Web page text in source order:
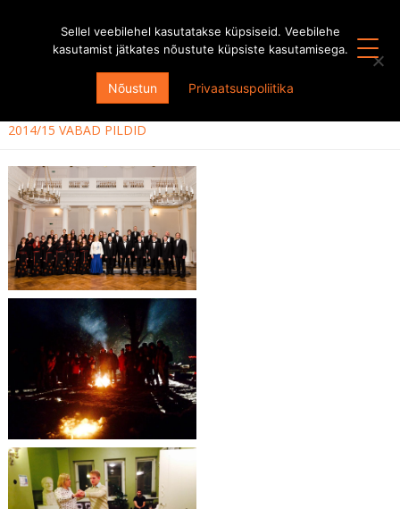
HOOAEG 2014/2015
2014/15 VABAD PILDID
Sellel veebilehel kasutatakse küpsiseid. Veebilehe
kasutamist jätkates nõustute küpsiste kasutamisega.
Nõustun Privaatsuspoliitika